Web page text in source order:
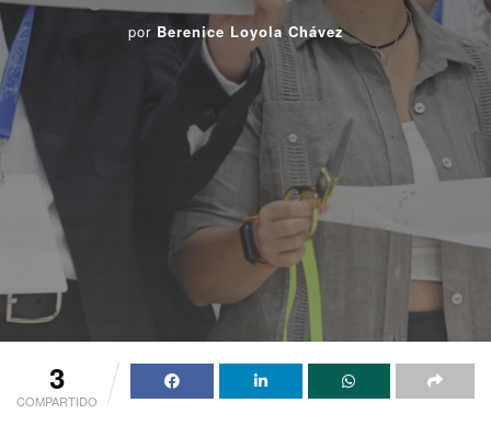
por Berenice Loyola Chávez
3
COMPARTIDO